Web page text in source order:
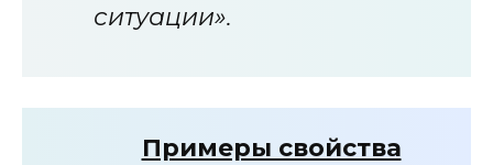
ситуации».
Примеры свойства